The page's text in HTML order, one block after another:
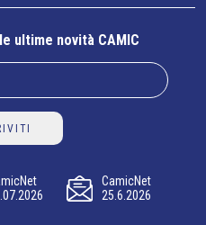
ultime novità CAMIC
CamicNet
25.6.2026